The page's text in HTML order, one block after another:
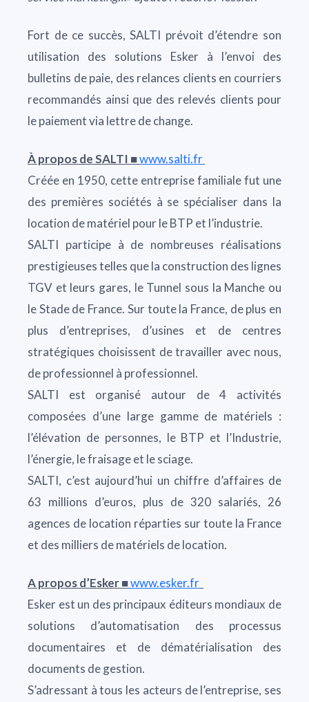
Fort de ce succès, SALTI prévoit d’étendre son
utilisation des solutions Esker à l’envoi des
bulletins de paie, des relances clients en courriers
recommandés ainsi que des relevés clients pour
le paiement via lettre de change.
À propos de SALTI ■www.salti.fr
Créée en 1950, cette entreprise familiale fut une
des premières sociétés à se spécialiser dans la
location de matériel pour le BTP et l’industrie.
SALTI participe à de nombreuses réalisations
prestigieuses telles que la construction des lignes
TGV et leurs gares, le Tunnel sous la Manche ou
le Stade de France. Sur toute la France, de plus en
plus d’entreprises, d’usines et de centres
stratégiques choisissent de travailler avec nous,
de professionnel à professionnel.
SALTI est organisé autour de 4 activités
composées d’une large gamme de matériels :
l’élévation de personnes, le BTP et l’Industrie,
l’énergie, le fraisage et le sciage.
SALTI, c’est aujourd’hui un chiffre d’affaires de
63 millions d’euros, plus de 320 salariés, 26
agences de location réparties sur toute la France
et des milliers de matériels de location.
A propos d’Esker ■www.esker.fr
Esker est un des principaux éditeurs mondiaux de
solutions d’automatisation des processus
documentaires et de dématérialisation des
documents de gestion.
S’adressant à tous les acteurs de l’entreprise, ses